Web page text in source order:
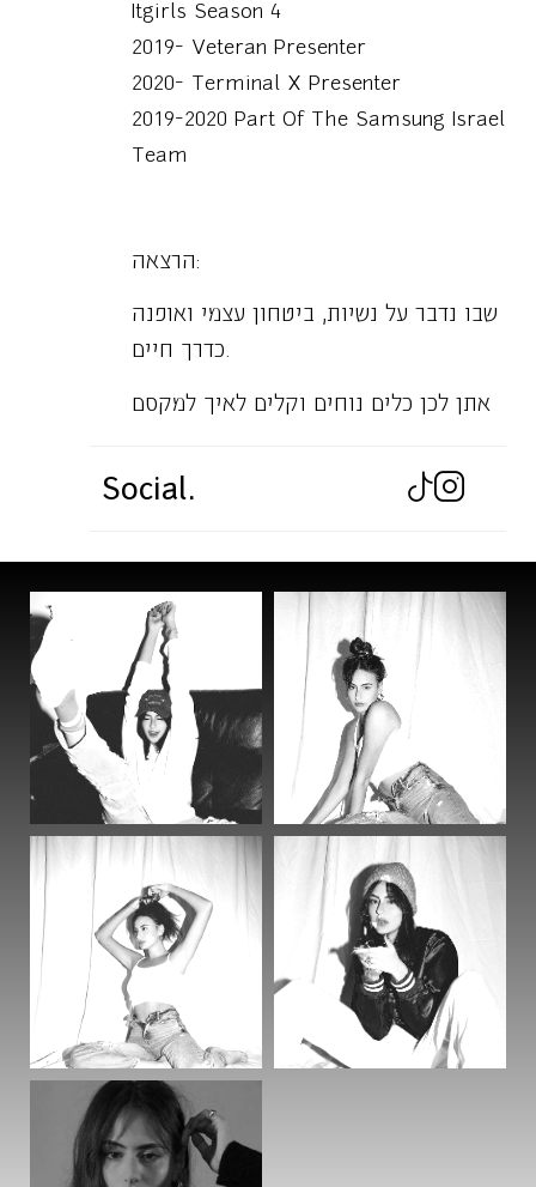
Itgirls Season 4
2019- Veteran Presenter
2020- Terminal X Presenter
2019-2020 Part Of The Samsung Israel
Team
הרצאה:
שבו נדבר על נשיות, ביטחון עצמי ואופנה
אתן לכן כלים נוחים וקלים לאיך למקסם
יוצאות מהבית. עם הכי פחות עבודה.
נדבר על חשיבות ההתאמה של שיער
ואיפור ללוק, החשיבות של קניה חכמה,
ארון נכון, בחירת צבעים והכי חשוב-
התאמה אליכן. איך לוקחים את כל העולם
הרווי הזה ומתאימים אותו למי ומה
Social.